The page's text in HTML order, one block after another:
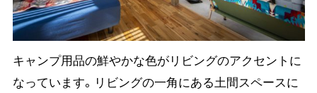
キャンプ用品の鮮やかな色がリビングのアクセントに
なっています。リビングの一角にある土間スペースに